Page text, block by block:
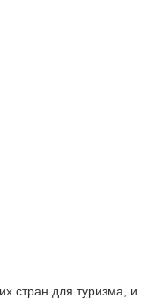
стран для туризма, и